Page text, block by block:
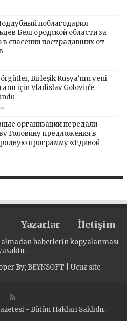
поблагодарил
Белгородской области за
спасении пострадавших от
örgütler, Birleşik Rusya’nın yeni
için Vladislav Golovin’e
организации передали
Головину предложения в
программу «Единой
Yazarlar İletişim
haberlerin kopyalanması
By; BEYNSOFT Ucuz site
- Bütün Hakları Saklıdır.